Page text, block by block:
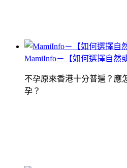
MamiInfo－【如何選擇自然
不孕原來香港十分普遍？應
孕？